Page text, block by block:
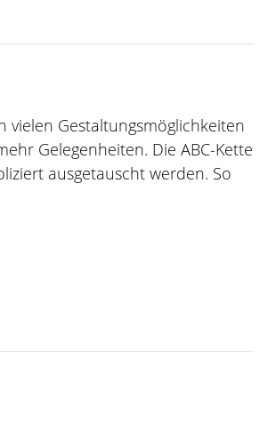
vielen Gestaltungsmöglichkeiten
Gelegenheiten. Die ABC-Kette
ausgetauscht werden. So